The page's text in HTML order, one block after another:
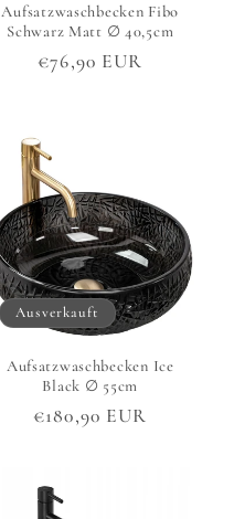
Aufsatzwaschbecken Fibo
Schwarz Matt ∅ 40,5cm
Normaler
€76,90 EUR
Ausverkauft
Aufsatzwaschbecken Ice
Black ∅ 55cm
Normaler
€180,90 EUR